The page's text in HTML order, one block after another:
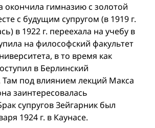
окончила гимназию с золотой
с будущим супругом (в 1919 г.
в 1922 г. переехала на учебу в
на философский факультет
в то время как
в Берлинский
Там под влиянием лекций Макса
заинтересовалась
супругов Зейгарник был
1924 г. в Каунасе.